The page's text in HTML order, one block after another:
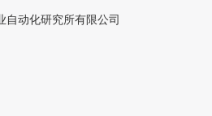
自动化研究所有限公司